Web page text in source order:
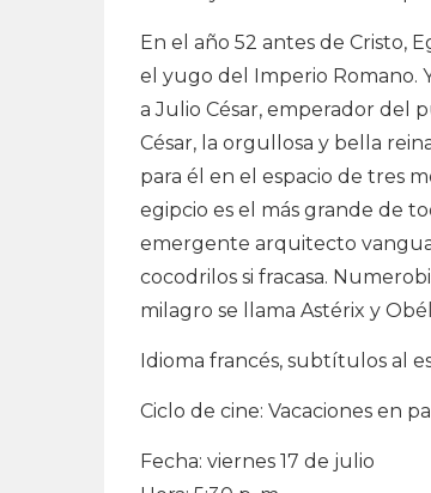
En el año 52 antes de Cristo,
el yugo del Imperio Romano.
a Julio César, emperador del
César, la orgullosa y bella
para él en el espacio de tres
egipcio es el más grande de
emergente arquitecto
cocodrilos si fracasa.
milagro se llama Astérix y
Idioma francés, subtítulos al
Ciclo de cine: Vacaciones en
Fecha: viernes 17 de julio